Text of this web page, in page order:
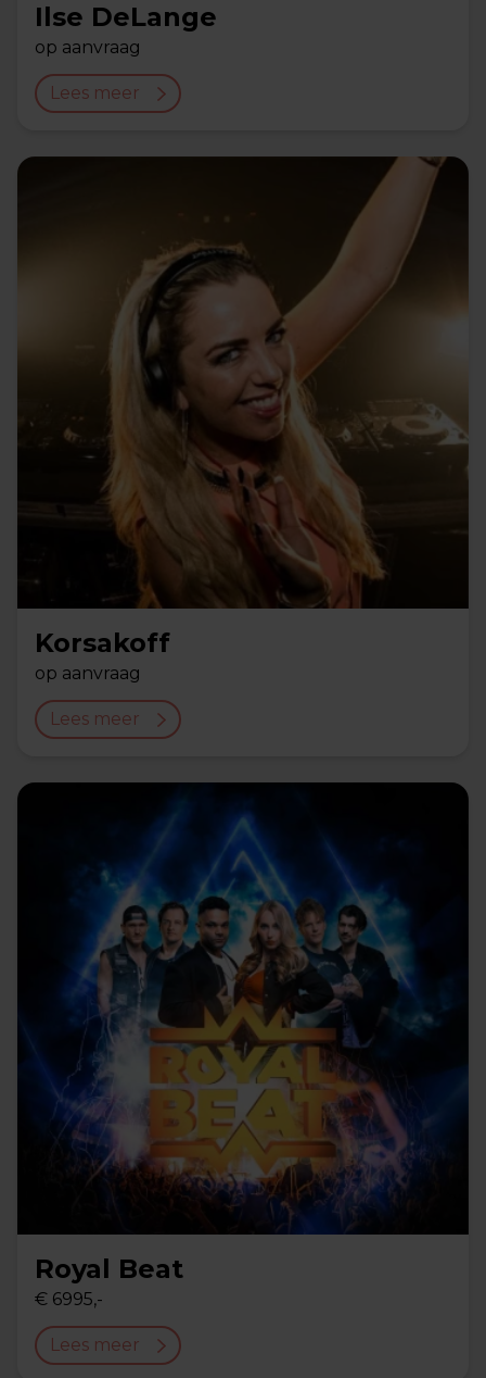
Ilse DeLange
op aanvraag
Lees meer
Korsakoff
op aanvraag
Lees meer
Royal Beat
€ 6995,-
Lees meer